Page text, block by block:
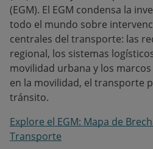
(EGM). El EGM condensa la
todo el mundo sobre
centrales del transporte: las
regional, los sistemas
movilidad urbana y los
en la movilidad, el transporte
tránsito.
Explore el EGM: Mapa de
Transporte